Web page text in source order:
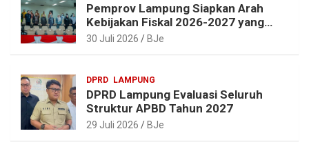
Pemprov Lampung Siapkan Arah
Kebijakan Fiskal 2026-2027 yang
Realistis dan Berkelanjutan
30 Juli 2026 BJe
DPRD LAMPUNG
DPRD Lampung Evaluasi Seluruh
Struktur APBD Tahun 2027
29 Juli 2026 BJe